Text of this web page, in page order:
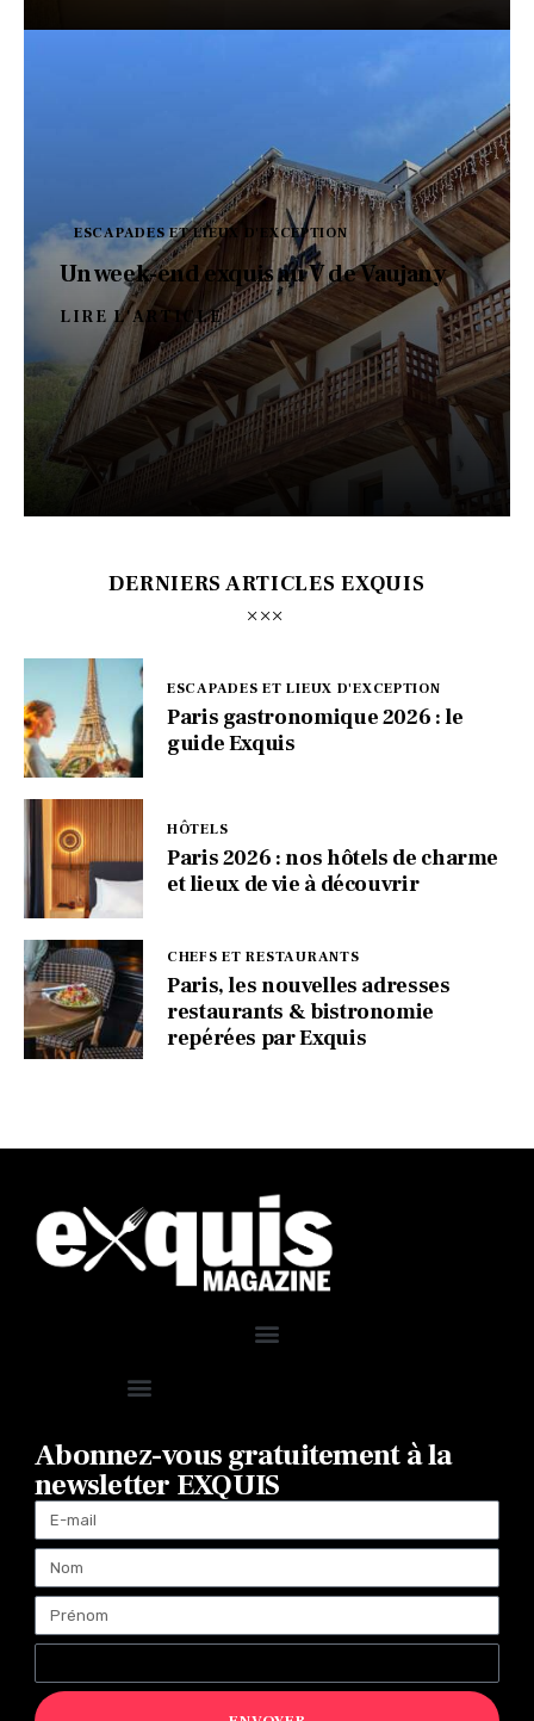
ESCAPADES ET LIEUX D'EXCEPTION
Un week-end exquis au V de Vaujany
LIRE L'ARTICLE
DERNIERS ARTICLES EXQUIS
ESCAPADES ET LIEUX D'EXCEPTION
Paris gastronomique 2026 : le
guide Exquis
HÔTELS
Paris 2026 : nos hôtels de charme
et lieux de vie à découvrir
CHEFS ET RESTAURANTS
Paris, les nouvelles adresses
restaurants & bistronomie
repérées par Exquis
Abonnez-vous gratuitement à la
newsletter EXQUIS